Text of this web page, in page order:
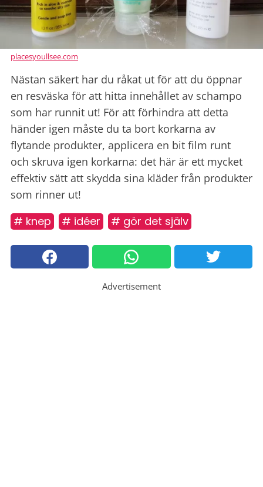
placesyoullsee.com
Nästan säkert har du råkat ut för att du öppnar
en resväska för att hitta innehållet av schampo
som har runnit ut! För att förhindra att detta
händer igen måste du ta bort korkarna av
flytande produkter, applicera en bit film runt
och skruva igen korkarna: det här är ett mycket
effektiv sätt att skydda sina kläder från produkter
som rinner ut!
# knep # idéer # gör det själv
Advertisement